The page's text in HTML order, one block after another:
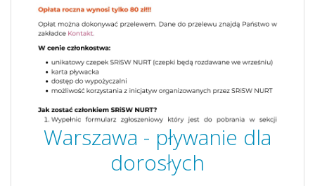
Warszawa - pływanie dla
dorosłych